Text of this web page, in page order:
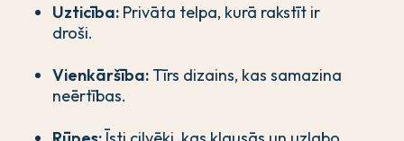
Uzticība: Privāta telpa, kurā rakstīt ir
droši.
Vienkāršība: Tīrs dizains, kas samazina
neērtības.